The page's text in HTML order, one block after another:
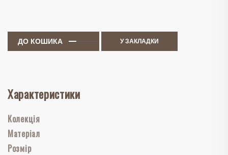
ДО КОШИКА У ЗАКЛАДКИ
Характеристики
Колекція
Матеріал
Розмір